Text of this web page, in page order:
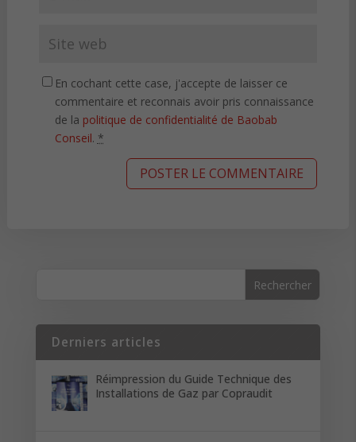
En cochant cette case, j'accepte de laisser ce
commentaire et reconnais avoir pris connaissance
de la politique de confidentialité de Baobab
Conseil. *
Derniers articles
Réimpression du Guide Technique des
Installations de Gaz par Copraudit